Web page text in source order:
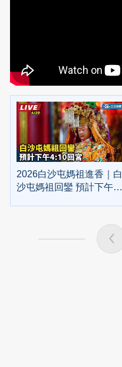
2026白沙屯媽祖進香｜白
沙屯媽祖回鑾 預計下午